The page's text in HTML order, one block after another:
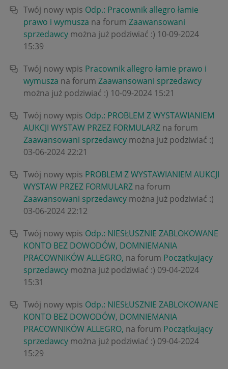
Twój nowy wpis Odp.: Pracownik allegro łamie
prawo i wymusza na forum Zaawansowani
sprzedawcy można już podziwiać :) ‎10-09-2024
15:39
Twój nowy wpis Pracownik allegro łamie prawo i
wymusza na forum Zaawansowani sprzedawcy
można już podziwiać :) ‎10-09-2024 15:21
Twój nowy wpis Odp.: PROBLEM Z WYSTAWIANIEM
AUKCJI WYSTAW PRZEZ FORMULARZ na forum
Zaawansowani sprzedawcy można już podziwiać :)
‎03-06-2024 22:21
Twój nowy wpis PROBLEM Z WYSTAWIANIEM AUKCJI
WYSTAW PRZEZ FORMULARZ na forum
Zaawansowani sprzedawcy można już podziwiać :)
‎03-06-2024 22:12
Twój nowy wpis Odp.: NIESŁUSZNIE ZABLOKOWANE
KONTO BEZ DOWODÓW, DOMNIEMANIA
PRACOWNIKÓW ALLEGRO, na forum Początkujący
sprzedawcy można już podziwiać :) ‎09-04-2024
15:31
Twój nowy wpis Odp.: NIESŁUSZNIE ZABLOKOWANE
KONTO BEZ DOWODÓW, DOMNIEMANIA
PRACOWNIKÓW ALLEGRO, na forum Początkujący
sprzedawcy można już podziwiać :) ‎09-04-2024
15:29